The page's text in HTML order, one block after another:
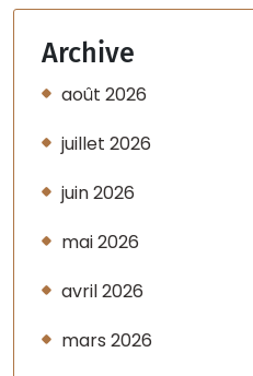
Archive
août 2026
juillet 2026
juin 2026
mai 2026
avril 2026
mars 2026